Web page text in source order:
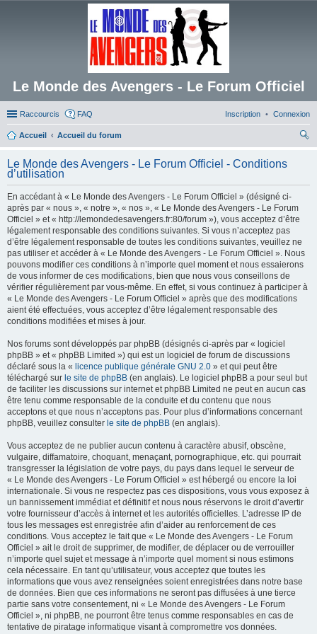
Le Monde des Avengers - Le Forum Officiel
Raccourcis FAQ Connexion
Inscription
Accueil
Accueil du forum
ch
Le Monde des Avengers - Le Forum Officiel - Conditions
d’utilisation
En accédant à « Le Monde des Avengers - Le Forum Officiel » (désigné ci-
après par « nous », « notre », « nos », « Le Monde des Avengers - Le Forum
Officiel » et « http://lemondedesavengers.fr:80/forum »), vous acceptez d’être
légalement responsable des conditions suivantes. Si vous n’acceptez pas
d’être légalement responsable de toutes les conditions suivantes, veuillez ne
pas utiliser et accéder à « Le Monde des Avengers - Le Forum Officiel ». Nous
pouvons modifier ces conditions à n’importe quel moment et nous essaierons
de vous informer de ces modifications, bien que nous vous conseillons de
vérifier régulièrement par vous-même. En effet, si vous continuez à participer à
« Le Monde des Avengers - Le Forum Officiel » après que des modifications
aient été effectuées, vous acceptez d’être légalement responsable des
conditions modifiées et mises à jour.
Nos forums sont développés par phpBB (désignés ci-après par « logiciel
phpBB » et « phpBB Limited ») qui est un logiciel de forum de discussions
déclaré sous la « licence publique générale GNU 2.0 » et qui peut être
téléchargé sur le site de phpBB (en anglais). Le logiciel phpBB a pour seul but
de faciliter les discussions sur internet et phpBB Limited ne peut en aucun cas
être tenu comme responsable de la conduite et du contenu que nous
acceptons et que nous n’acceptons pas. Pour plus d’informations concernant
phpBB, veuillez consulter le site de phpBB (en anglais).
Vous acceptez de ne publier aucun contenu à caractère abusif, obscène,
vulgaire, diffamatoire, choquant, menaçant, pornographique, etc. qui pourrait
transgresser la législation de votre pays, du pays dans lequel le serveur de
« Le Monde des Avengers - Le Forum Officiel » est hébergé ou encore la loi
internationale. Si vous ne respectez pas ces dispositions, vous vous exposez à
un bannissement immédiat et définitif et nous nous réservons le droit d’avertir
votre fournisseur d’accès à internet et les autorités officielles. L’adresse IP de
tous les messages est enregistrée afin d’aider au renforcement de ces
conditions. Vous acceptez le fait que « Le Monde des Avengers - Le Forum
Officiel » ait le droit de supprimer, de modifier, de déplacer ou de verrouiller
n’importe quel sujet et message à n’importe quel moment si nous estimons
cela nécessaire. En tant qu’utilisateur, vous acceptez que toutes les
informations que vous avez renseignées soient enregistrées dans notre base
de données. Bien que ces informations ne seront pas diffusées à une tierce
partie sans votre consentement, ni « Le Monde des Avengers - Le Forum
Officiel », ni phpBB, ne pourront être tenus comme responsables en cas de
tentative de piratage informatique visant à compromettre vos données.